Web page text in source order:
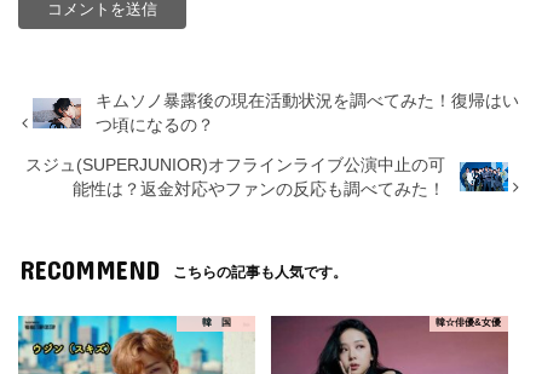
キムソノ暴露後の現在活動状況を調べてみた！復帰はい
つ頃になるの？
スジュ(SUPERJUNIOR)オフラインライブ公演中止の可
能性は？返金対応やファンの反応も調べてみた！
RECOMMEND こちらの記事も人気です。
韓 国 韓☆俳優&女優